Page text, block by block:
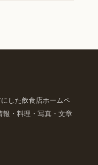
した飲食店ホームペ
報・料理・写真・文章